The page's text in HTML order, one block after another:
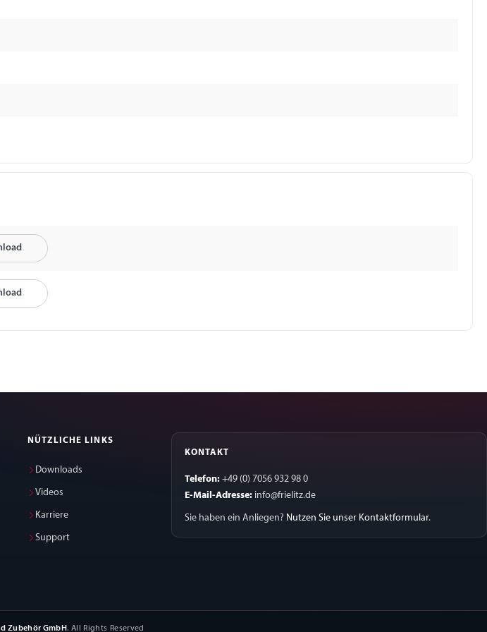
NÜTZLICHE LINKS
Downloads
Videos
Karriere
Support
KONTAKT
Telefon: +49 (0) 7056 932 98 0
E-Mail-Adresse: info@frielitz.de
Sie haben ein Anliegen? Nutzen Sie unser Kontaktformular.
Zubehör GmbH. All Rights Reserved